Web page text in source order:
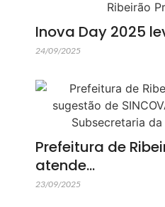
Inova Day 2025
24/09/2025
Prefeitura de
atende…
23/09/2025